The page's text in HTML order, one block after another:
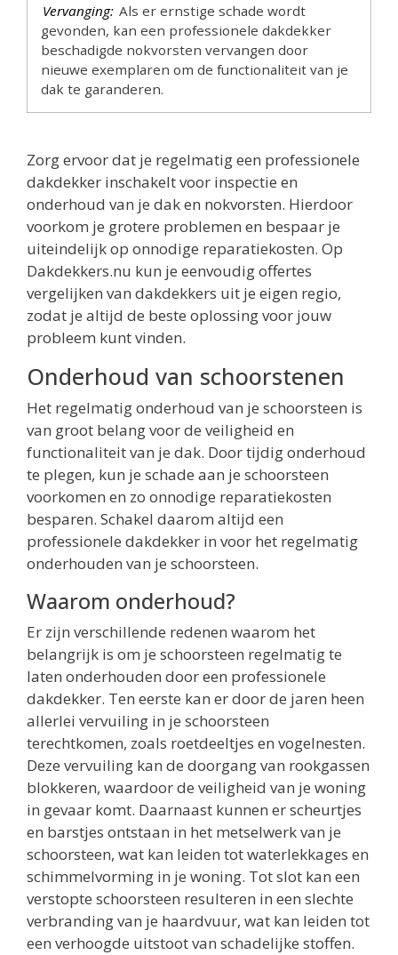
Vervanging: Als er ernstige schade wordt
gevonden, kan een professionele dakdekker
beschadigde nokvorsten vervangen door
nieuwe exemplaren om de functionaliteit van je
dak te garanderen.
Zorg ervoor dat je regelmatig een professionele
dakdekker inschakelt voor inspectie en
onderhoud van je dak en nokvorsten. Hierdoor
voorkom je grotere problemen en bespaar je
uiteindelijk op onnodige reparatiekosten. Op
Dakdekkers.nu kun je eenvoudig offertes
vergelijken van dakdekkers uit je eigen regio,
zodat je altijd de beste oplossing voor jouw
probleem kunt vinden.
Onderhoud van schoorstenen
Het regelmatig onderhoud van je schoorsteen is
van groot belang voor de veiligheid en
functionaliteit van je dak. Door tijdig onderhoud
te plegen, kun je schade aan je schoorsteen
voorkomen en zo onnodige reparatiekosten
besparen. Schakel daarom altijd een
professionele dakdekker in voor het regelmatig
onderhouden van je schoorsteen.
Waarom onderhoud?
Er zijn verschillende redenen waarom het
belangrijk is om je schoorsteen regelmatig te
laten onderhouden door een professionele
dakdekker. Ten eerste kan er door de jaren heen
allerlei vervuiling in je schoorsteen
terechtkomen, zoals roetdeeltjes en vogelnesten.
Deze vervuiling kan de doorgang van rookgassen
blokkeren, waardoor de veiligheid van je woning
in gevaar komt. Daarnaast kunnen er scheurtjes
en barstjes ontstaan in het metselwerk van je
schoorsteen, wat kan leiden tot waterlekkages en
schimmelvorming in je woning. Tot slot kan een
verstopte schoorsteen resulteren in een slechte
verbranding van je haardvuur, wat kan leiden tot
een verhoogde uitstoot van schadelijke stoffen.